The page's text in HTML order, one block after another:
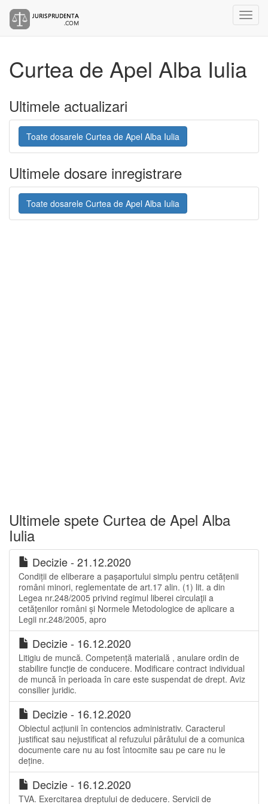
Curtea de Apel Alba Iulia
Ultimele actualizari
Toate dosarele Curtea de Apel Alba Iulia
Ultimele dosare inregistrare
Toate dosarele Curtea de Apel Alba Iulia
Ultimele spete Curtea de Apel Alba
Iulia
Decizie - 21.12.2020
Condiții de eliberare a pașaportului simplu pentru cetățenii
români minori, reglementate de art.17 alin. (1) lit. a din
Legea nr.248/2005 privind regimul liberei circulaţii a
cetăţenilor români și Normele Metodologice de aplicare a
Legii nr.248/2005, apro
Decizie - 16.12.2020
Litigiu de muncă. Competență materială , anulare ordin de
stabilire funcție de conducere. Modificare contract individual
de muncă în perioada în care este suspendat de drept. Aviz
consilier juridic.
Decizie - 16.12.2020
Obiectul acțiunii în contencios administrativ. Caracterul
justificat sau nejustificat al refuzului pârâtului de a comunica
documente care nu au fost întocmite sau pe care nu le
deține.
Decizie - 16.12.2020
TVA. Exercitarea dreptului de deducere. Servicii de